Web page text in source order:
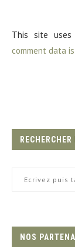
This site uses
comment data
NOS